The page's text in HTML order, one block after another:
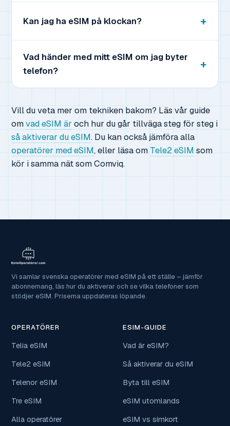
Kan jag ha eSIM på klockan?
Vad händer med mitt eSIM om jag byter
telefon?
Vill du veta mer om tekniken bakom? Läs vår guide
omvad eSIM äroch hur du går tillväga steg för steg i
så aktiverar du eSIM. Du kan också jämföra alla
operatörer med eSIM, eller läsa om Tele2 eSIM som
kör i samma nät som Comviq.
Vi samlar svenska operatörer med eSIM på ett ställe – jämför
abonnemang, läs hur du aktiverar och se vilka telefoner som
stödjer eSIM. Priserna uppdateras löpande.
OPERATÖRER
Telia eSIM
Tele2 eSIM
Telenor eSIM
Tre eSIM
Alla operatörer
ESIM-GUIDE
Vad är eSIM?
Så aktiverar du eSIM
Byta till eSIM
eSIM utomlands
eSIM vs simkort